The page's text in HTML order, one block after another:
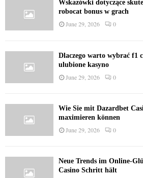
Wskazówki dotyczące
robocat bonus w grach
June 29, 2026 0
Dlaczego warto wybrać f1
ulubione kasyno
June 29, 2026 0
Wie Sie mit Dazardbet
maximieren können
June 29, 2026 0
Neue Trends im Online-
Casino Schritt hält